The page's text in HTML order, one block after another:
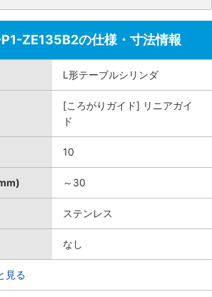
ZE135B2の仕様・寸法情報
L形テーブルシリンダ
[ころがりガイド] リニアガイ
ド
10
～30
ステンレス
なし
見る